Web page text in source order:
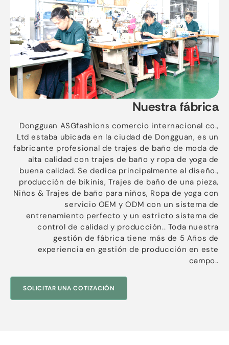
Nuestra fábrica
Dongguan ASGfashions comercio internacional co.,
Ltd estaba ubicada en la ciudad de Dongguan, es un
fabricante profesional de trajes de baño de moda de
alta calidad con trajes de baño y ropa de yoga de
buena calidad. Se dedica principalmente al diseño.,
producción de bikinis, Trajes de baño de una pieza,
Niños & Trajes de baño para niños, Ropa de yoga con
servicio OEM y ODM con un sistema de
entrenamiento perfecto y un estricto sistema de
control de calidad y producción.. Toda nuestra
gestión de fábrica tiene más de 5 Años de
experiencia en gestión de producción en este
campo..
SOLICITAR UNA COTIZACIÓN